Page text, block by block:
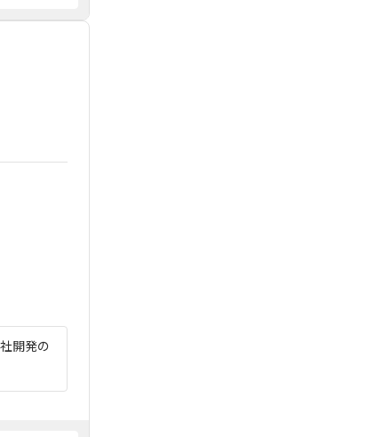
開発の